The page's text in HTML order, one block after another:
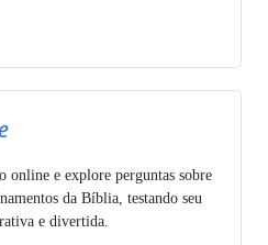
e explore perguntas sobre
da Bíblia, testando seu
e divertida.